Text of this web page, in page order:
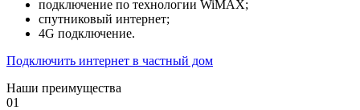
подключение по технологии WiMAX;
спутниковый интернет;
4G подключение.
Подключить интернет в частный дом
Наши преимущества
01